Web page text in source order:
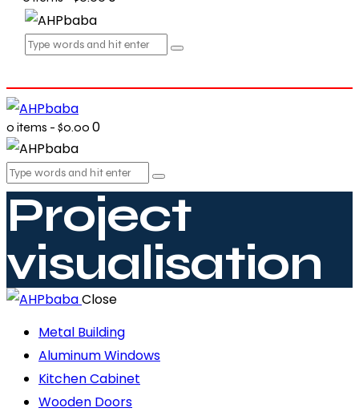
0 items - $0.00 0
Project
visualisation
Close
Metal Building
Aluminum Windows
Kitchen Cabinet
Wooden Doors